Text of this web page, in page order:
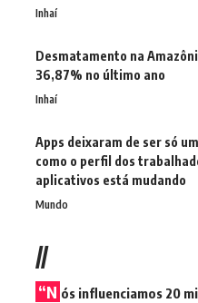
Inhaí
Desmatamento na
36,87% no último ano
Inhaí
Apps deixaram de ser só
como o perfil dos
aplicativos está mudando
Mundo
//
“N ós influenciamos 20